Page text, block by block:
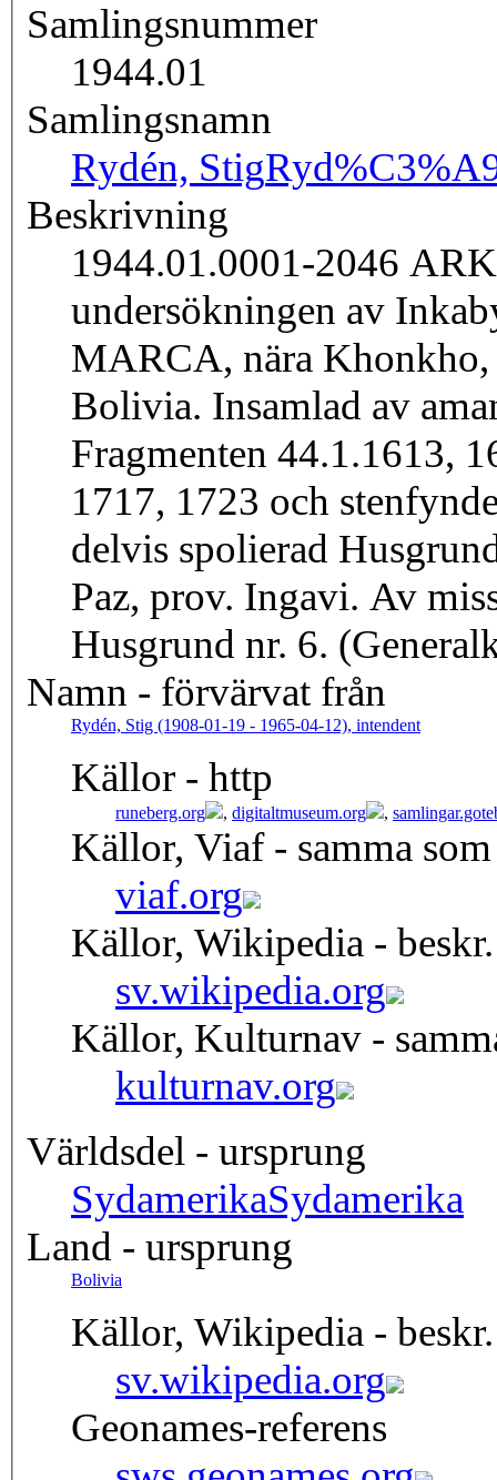
Samlingsnummer
1944.01
Samlingsnamn
Rydén, Stig
Beskrivning
1944.01.0001-2046
undersökningen av
MARCA, nära Khonkho,
Bolivia. Insamlad av
Fragmenten 44.1.1613,
1717, 1723 och
delvis spolierad
Paz, prov. Ingavi. Av
Husgrund nr. 6.
Namn - förvärvat från
Rydén, Stig (1908-01-19 - 1965-04-12), intendent
Källor - http
runeberg.org , digitaltmuseum.org ,
Källor, Viaf - samma som
viaf.org
Källor, Wikipedia -
sv.wikipedia.org
Källor, Kulturnav -
kulturnav.org
Världsdel - ursprung
SydamerikaSydamerika
Land - ursprung
Bolivia
Källor, Wikipedia -
sv.wikipedia.org
Geonames-referens